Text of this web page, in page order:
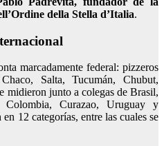
della Stella d’Italia.
marcadamente federal: pizzeros
Salta, Tucumán, Chubut,
midieron junto a colegas de Brasil,
Curazao, Uruguay y
12 categorías, entre las cuales se